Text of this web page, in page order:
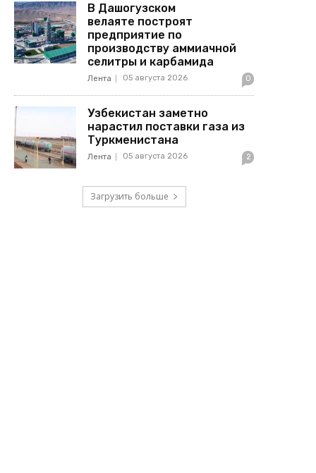
В Дашогузском
велаяте построят
предприятие по
производству аммиачной
селитры и карбамида
Лента 05 августа 2026 0
Узбекистан заметно
нарастил поставки газа из
Туркменистана
Лента 05 августа 2026 2
Загрузить больше